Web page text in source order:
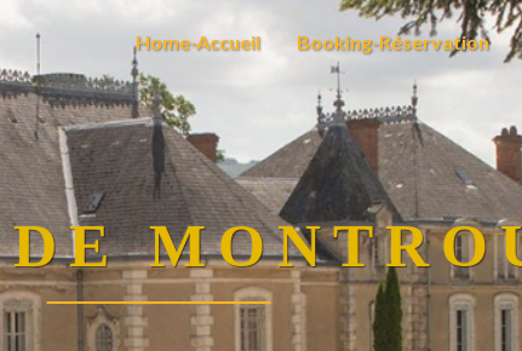
Home-Accueil Booking-Réservation